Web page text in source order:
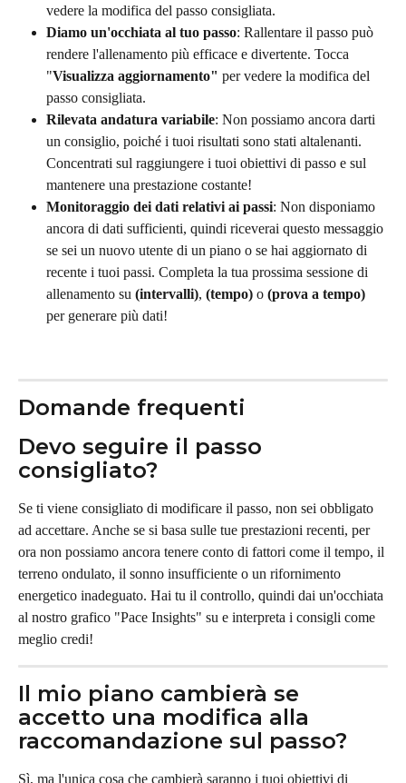
vedere la modifica del passo consigliata.
Diamo un'occhiata al tuo passo: Rallentare il passo può
rendere l'allenamento più efficace e divertente. Tocca
"Visualizza aggiornamento" per vedere la modifica del
passo consigliata.
Rilevata andatura variabile: Non possiamo ancora darti
un consiglio, poiché i tuoi risultati sono stati altalenanti.
Concentrati sul raggiungere i tuoi obiettivi di passo e sul
mantenere una prestazione costante!
Monitoraggio dei dati relativi ai passi: Non disponiamo
ancora di dati sufficienti, quindi riceverai questo messaggio
se sei un nuovo utente di un piano o se hai aggiornato di
recente i tuoi passi. Completa la tua prossima sessione di
allenamento su (intervalli), (tempo) o (prova a tempo)
per generare più dati!
Domande frequenti
Devo seguire il passo
consigliato?
Se ti viene consigliato di modificare il passo, non sei obbligato
ad accettare. Anche se si basa sulle tue prestazioni recenti, per
ora non possiamo ancora tenere conto di fattori come il tempo, il
terreno ondulato, il sonno insufficiente o un rifornimento
energetico inadeguato. Hai tu il controllo, quindi dai un'occhiata
al nostro grafico "Pace Insights" su e interpreta i consigli come
meglio credi!
Il mio piano cambierà se
accetto una modifica alla
raccomandazione sul passo?
Sì, ma l'unica cosa che cambierà saranno i tuoi obiettivi di